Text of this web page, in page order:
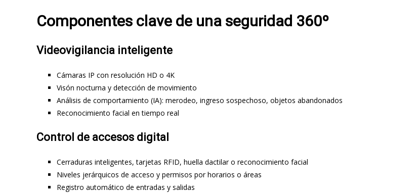
Componentes clave de una seguridad 360º
Videovigilancia inteligente
Cámaras IP con resolución HD o 4K
Visón nocturna y detección de movimiento
Análisis de comportamiento (IA): merodeo, ingreso sospechoso, objetos abandonados
Reconocimiento facial en tiempo real
Control de accesos digital
Cerraduras inteligentes, tarjetas RFID, huella dactilar o reconocimiento facial
Niveles jerárquicos de acceso y permisos por horarios o áreas
Registro automático de entradas y salidas